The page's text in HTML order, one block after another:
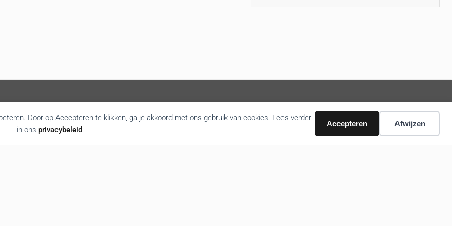
Door op Accepteren te klikken, ga je akkoord met ons gebruik van cookies. Lees verder
in ons privacybeleid.
Accepteren Afwijzen
Volg ons nieuws via email